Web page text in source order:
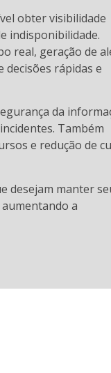
obter visibilidade
indisponibilidade.
real, geração de
decisões rápidas e
da
Também
e redução de
desejam manter
a